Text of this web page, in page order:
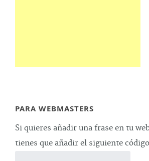
PARA WEBMASTERS
Si quieres añadir una frase en tu
tienes que añadir el siguiente